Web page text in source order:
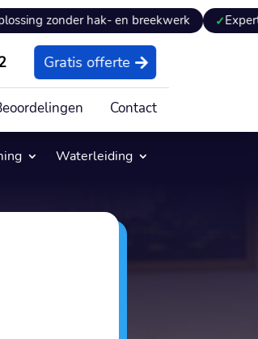
hak- en breekwerk Expertiseverslag
Gratis offerte
Contact
Waterleiding